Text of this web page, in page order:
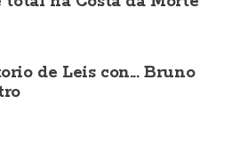
de Leis con... Bruno